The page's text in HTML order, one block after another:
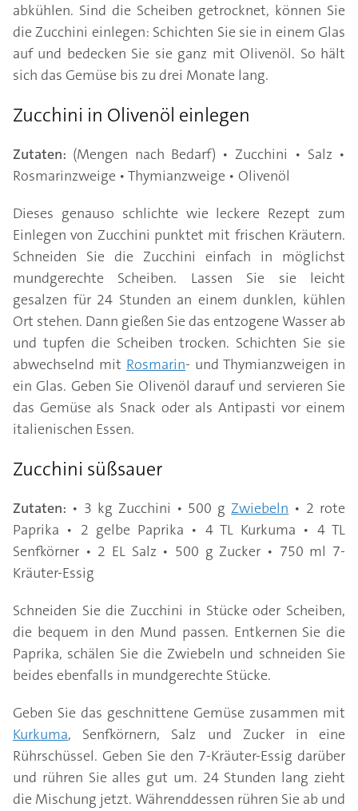
abkühlen. Sind die Scheiben getrocknet, können Sie
die Zucchini einlegen: Schichten Sie sie in einem Glas
auf und bedecken Sie sie ganz mit Olivenöl. So hält
sich das Gemüse bis zu drei Monate lang.
Zucchini in Olivenöl einlegen
Zutaten: (Mengen nach Bedarf) • Zucchini • Salz •
Rosmarinzweige • Thymianzweige • Olivenöl
Dieses genauso schlichte wie leckere Rezept zum
Einlegen von Zucchini punktet mit frischen Kräutern.
Schneiden Sie die Zucchini einfach in möglichst
mundgerechte Scheiben. Lassen Sie sie leicht
gesalzen für 24 Stunden an einem dunklen, kühlen
Ort stehen. Dann gießen Sie das entzogene Wasser ab
und tupfen die Scheiben trocken. Schichten Sie sie
abwechselnd mit Rosmarin- und Thymianzweigen in
ein Glas. Geben Sie Olivenöl darauf und servieren Sie
das Gemüse als Snack oder als Antipasti vor einem
italienischen Essen.
Zucchini süßsauer
Zutaten: • 3 kg Zucchini • 500 gZwiebeln • 2 rote
Paprika • 2 gelbe Paprika • 4 TL Kurkuma • 4 TL
Senfkörner • 2 EL Salz • 500 g Zucker • 750 ml 7-
Kräuter-Essig
Schneiden Sie die Zucchini in Stücke oder Scheiben,
die bequem in den Mund passen. Entkernen Sie die
Paprika, schälen Sie die Zwiebeln und schneiden Sie
beides ebenfalls in mundgerechte Stücke.
Geben Sie das geschnittene Gemüse zusammen mit
Kurkuma, Senfkörnern, Salz und Zucker in eine
Rührschüssel. Geben Sie den 7-Kräuter-Essig darüber
und rühren Sie alles gut um. 24 Stunden lang zieht
die Mischung jetzt. Währenddessen rühren Sie ab und